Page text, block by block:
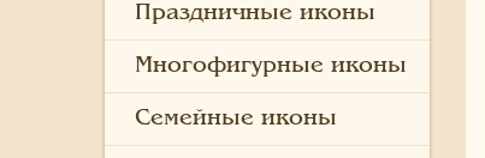
Праздничные иконы
Многофигурные иконы
Семейные иконы